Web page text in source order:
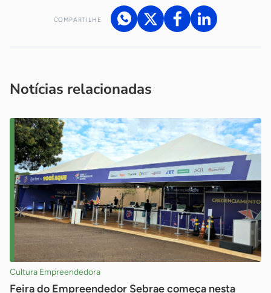
COMPARTILHE
Notícias relacionadas
Cultura Empreendedora
Feira do Empreendedor Sebrae começa nesta